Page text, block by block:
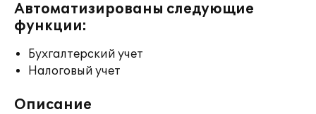
Автоматизированы следующие
функции:
Бухгалтерский учет
Налоговый учет
Описание